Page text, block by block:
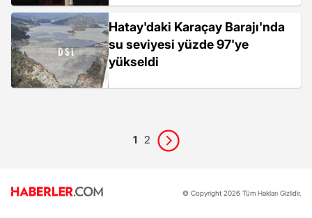
Hatay'daki Karaçay Barajı'nda
su seviyesi yüzde 97'ye
yükseldi
1 2
© Copyright 2026 Tüm Hakları Gizlidir.